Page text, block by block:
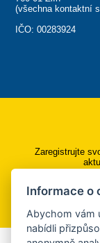
(všechna kontaktní
IČO: 00283924
Zaregistrujte
Informace o
Abychom vám
nabídli